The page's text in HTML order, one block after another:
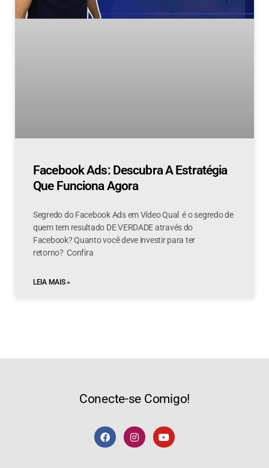
Facebook Ads: Descubra A Estratégia
Que Funciona Agora
Segredo do Facebook Ads em Vídeo Qual é o segredo de
quem tem resultado DE VERDADE através do
Facebook? Quanto você deve investir para ter
retorno? Confira
LEIA MAIS »
Conecte-se Comigo!